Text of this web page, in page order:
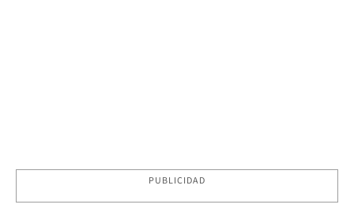
PUBLICIDAD